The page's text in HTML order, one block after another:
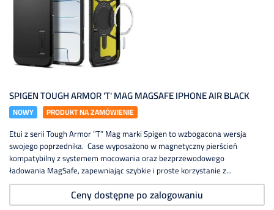
SPIGEN TOUGH ARMOR 'T' MAG MAGSAFE IPHONE AIR BLACK
NOWY PRODUKT NA ZAMÓWIENIE
Etui z serii Tough Armor ”T” Mag marki Spigen to wzbogacona wersja
swojego poprzednika. Case wyposażono w magnetyczny pierścień
kompatybilny z systemem mocowania oraz bezprzewodowego
ładowania MagSafe, zapewniając szybkie i proste korzystanie z...
Ceny dostępne po zalogowaniu